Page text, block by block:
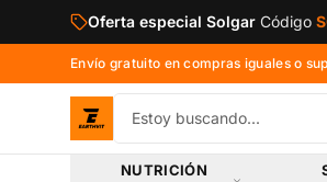
Saltar al contenido principal
Oferta especial Solgar Código
Envío gratuito en compras iguales o
NUTRICIÓN